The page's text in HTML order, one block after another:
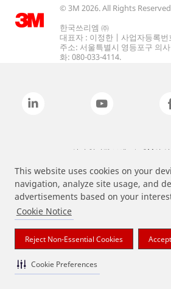
This website uses cookies on your
navigation, analyze site usage, and
advertisements based on your
Cookie Notice
Reject Non-Essential Cookies
Cookie Preferences
© 3M 2026. All Rights
한국쓰리엠 ㈜
대표자 : 이정한 | 사업자등록번
주소: 서울특별시 영등포구 의
화: 080-033-4114.
상기 열거된 브랜드는 3M의 상